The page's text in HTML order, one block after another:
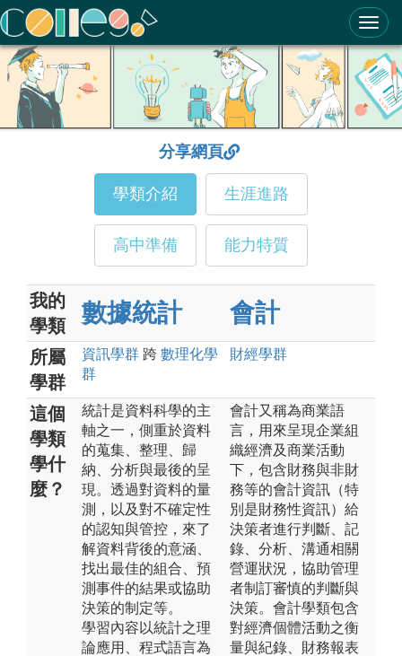
ColleGo! 大學選才與高中育才輔助系統
分享網頁
學類介紹 生涯進路
高中準備 能力特質
我的
學類
數據統計 會計
所屬
學群
資訊學群 跨 數理化學
群
財經學群
這個
學類
學什
麼？
統計是資料科學的主
軸之一，側重於資料
的蒐集、整理、歸
納、分析與最後的呈
現。透過對資料的量
測，以及對不確定性
的認知與管控，來了
解資料背後的意涵、
找出最佳的組合、預
測事件的結果或協助
決策的制定等。
學習內容以統計之理
論應用、程式語言為
會計又稱為商業語
言，用來呈現企業組
織經濟及商業活動
下，包含財務與非財
務等的會計資訊（特
別是財務性資訊）給
決策者進行判斷、記
錄、分析、溝通相關
營運狀況，協助管理
者制訂審慎的判斷與
決策。會計學類包含
對經濟個體活動之衡
量與紀錄、財務報表